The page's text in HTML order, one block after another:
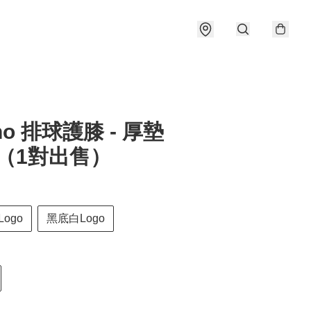
排球護膝 - 厚墊
1對出售）
黑底白Logo